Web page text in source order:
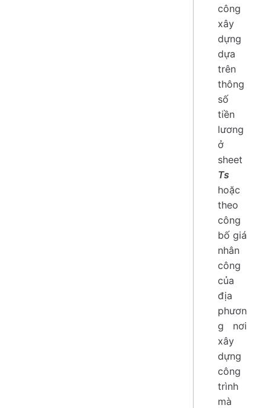
công
xây
dựng
dựa
trên
thông
số
tiền
lương
ở
sheet
Ts
hoặc
theo
công
bố giá
nhân
công
của
địa
phươn
g nơi
xây
dựng
công
trình
mà